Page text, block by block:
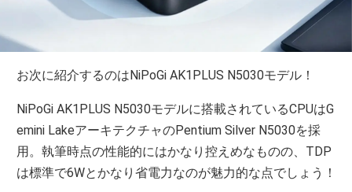
お次に紹介するのはNiPoGi AK1PLUS N5030モデル！
NiPoGi AK1PLUS N5030モデルに搭載されているCPUはG
emini LakeアーキテクチャのPentium Silver N5030を採
用。執筆時点の性能的にはかなり控えめなものの、TDP
は標準で6Wとかなり省電力なのが魅力的な点でしょう！